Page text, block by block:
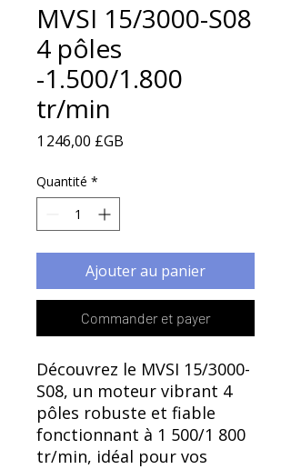
MVSI 15/3000-S08
4 pôles
-1.500/1.800
tr/min
1 246,00 £GB
Quantité *
Ajouter au panier
Commander et payer
Découvrez le MVSI 15/3000-
S08, un moteur vibrant 4
pôles robuste et fiable
fonctionnant à 1 500/1 800
tr/min, idéal pour vos